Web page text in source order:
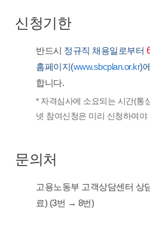
신청기한
반드시 정규직 채용일로부터
홈페이지(www.sbcplan.or.kr)
합니다.
* 자격심사에 소요되는 시간(통
넷 참여신청은 미리 신청하여야
문의처
고용노동부 고객상담센터 상
료) (3번 → 8번)